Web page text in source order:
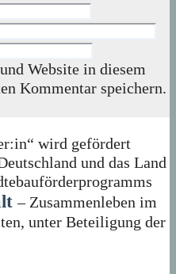
Website in diesem
Kommentar speichern.
wird gefördert
und das Land
– Zusammenleben im
unter Beteiligung der